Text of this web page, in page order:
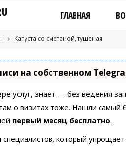
U ГЛАВНАЯ
Капуста со сметаной, тушеная
на собственном
услуг, знает — без ведения
о визитах тоже. Нашли
первый месяц бесплатно.
который